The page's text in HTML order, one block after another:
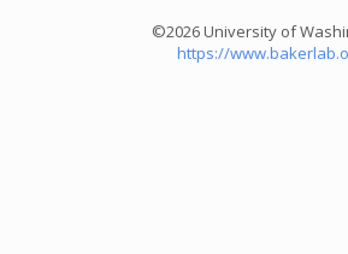
©2026 University of
https://